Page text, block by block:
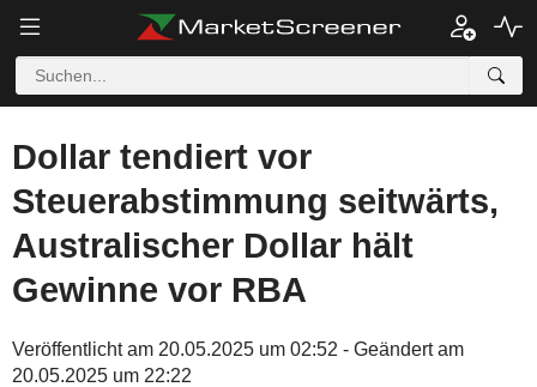
Dollar tendiert vor
Steuerabstimmung seitwärts,
Australischer Dollar hält
Gewinne vor RBA
Veröffentlicht am 20.05.2025 um 02:52 - Geändert am
20.05.2025 um 22:22